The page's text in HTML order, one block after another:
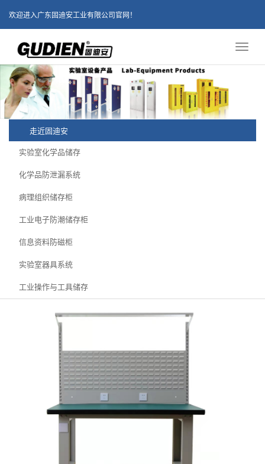
欢迎进入广东固迪安工业有限公司官网！
走近固迪安
实验室化学品储存
化学品防泄漏系统
病理组织储存柜
工业电子防潮储存柜
信息资料防磁柜
实验室器具系统
工业操作与工具储存